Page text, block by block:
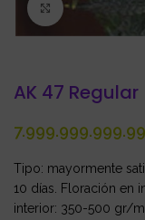
Click to
AK 47 Regular
Tipo: mayormente
10 días. Floración en
interior: 350-500 gr/